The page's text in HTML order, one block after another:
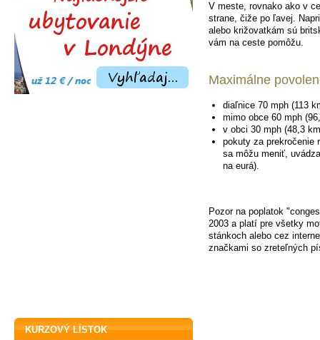
KURZOVÝ LÍSTOK
V meste, rovnako ako v
strane, čiže po ľavej.
alebo križovatkám sú
vám na ceste pomôžu.
Maximálne
diaľnice 70 mph (113
mimo obce 60 mph
v obci 30 mph (48,3
pokuty za prekročenie
sa môžu meniť,
na eurá).
Pozor na poplatok
2003 a platí pre všetky
stánkoch alebo cez
značkami so zreteľných